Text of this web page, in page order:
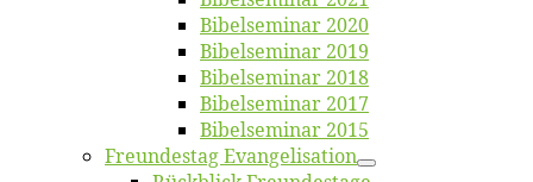
Bi­bel­se­mi­nar 2020
Bi­bel­se­mi­nar 2019
Bi­bel­se­mi­nar 2018
Bibelsemi­nar 2017
Bibelsemi­nar 2015
Freun­des­tag Evangelisation